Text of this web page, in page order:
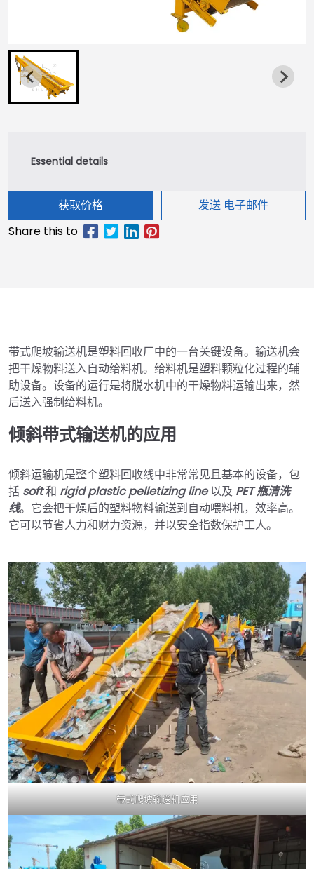
获取价格 发送 电子邮件
带式爬坡输送机是塑料回收厂中的一台关键设备。输送机会
把干燥物料送入自动给料机。给料机是塑料颗粒化过程的辅
助设备。设备的运行是将脱水机中的干燥物料运输出来，然
后送入强制给料机。
倾斜带式输送机的应用
倾斜运输机是整个塑料回收线中非常常见且基本的设备，包
括 soft和 rigid plastic pelletizing line以及 PET 瓶清洗
线。它会把干燥后的塑料物料输送到自动喂料机，效率高。
它可以节省人力和财力资源，并以安全指数保护工人。
带式爬坡输送机应用